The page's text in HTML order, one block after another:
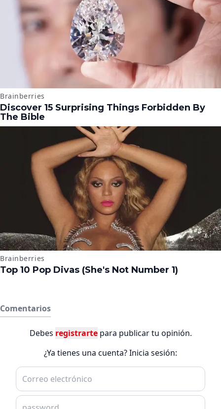
Comentarios
Debes registrartepara publicar tu opinión.
¿Ya tienes una cuenta? Inicia sesión: